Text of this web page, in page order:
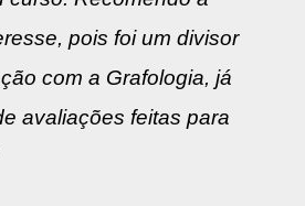
pois foi um divisor
com a Grafologia, já
avaliações feitas para